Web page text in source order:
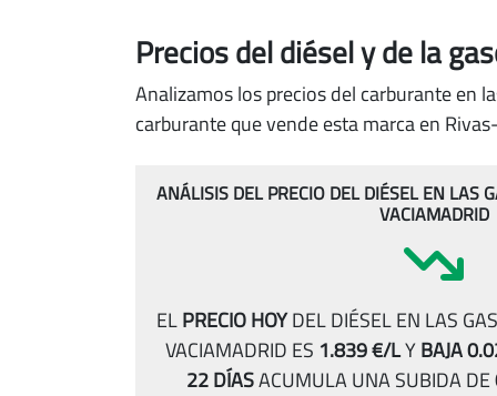
Precios del diésely de la
Analizamos los precios del carburante en
carburante que vende esta marca en
ANÁLISIS DEL PRECIO DEL DIÉSEL EN LAS
VACIAMADRID
ELPRECIO HOYDEL DIÉSEL EN LAS
VACIAMADRID ES 1.839 €/LYBAJA
22 DÍASACUMULA UNA SUBIDA DE